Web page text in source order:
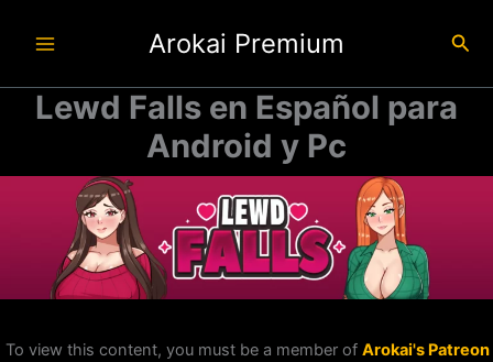
Arokai Premium
Lewd Falls en Español para
Android y Pc
To view this content, you must be a member of Arokai's Patreon